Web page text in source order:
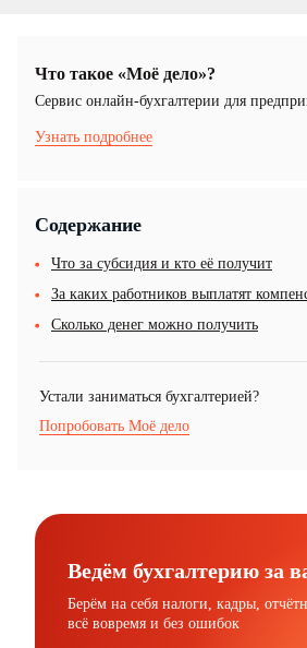
Что такое «Моё дело»?
Cервис онлайн-бухгалтерии для
Узнать подробнее
Содержание
Что за субсидия и кто её получит
За каких работников выплатят
Сколько денег можно получить
Устали заниматься бухгалтерией?
Попробовать Моё дело
Ведём бухгалтерию за
Берём на себя налоги, кадры,
всё вовремя и без ошибок